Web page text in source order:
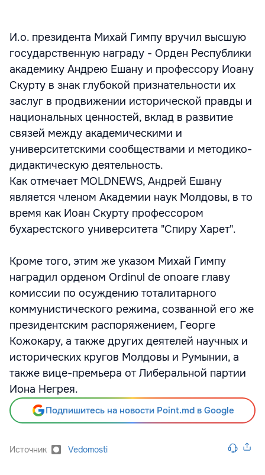
И.о. президента Михай Гимпу вручил высшую
государственную награду - Орден Республики
академику Андрею Ешану и профессору Иоану
Скурту в знак глубокой признательности их
заслуг в продвижении исторической правды и
национальных ценностей, вклад в развитие
связей между академическими и
университетскими сообществами и методико-
дидактическую деятельность.
Как отмечает MOLDNEWS, Андрей Ешану
является членом Академии наук Молдовы, в то
время как Иоан Скурту профессором
бухарестского университета "Спиру Харет".
Кроме того, этим же указом Михай Гимпу
наградил орденом Ordinul de onoare главу
комиссии по осуждению тоталитарного
коммунистического режима, созванной его же
президентским распоряжением, Георге
Кожокару, а также других деятелей научных и
исторических кругов Молдовы и Румынии, а
также вице-премьера от Либеральной партии
Иона Негрея.
Подпишитесь на новости Point.md в Google
Источник Vedomosti